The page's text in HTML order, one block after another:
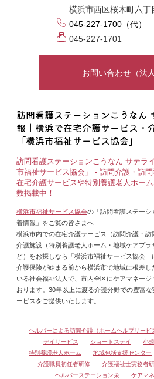
横浜市西区桜木町六
045-227-1700（代）
045-227-1701
お問い合わせ（法
訪問看護ステーションこうなん
報｜横浜で在宅介護サービス・
「横浜市福祉サービス協会」
訪問看護ステーションこうなん サテラ
市福祉サービス協会」 - 訪問介護・訪
在宅介護サービスや特別養護老人ホー
数掲載中！
横浜市福祉サービス協会の「訪問看護ステー
着情報」をご覧の皆さまへ
横浜市内での在宅介護サービス（訪問介護・
介護施設（特別養護老人ホーム・地域ケアプ
ど）をお探しなら「横浜市福祉サービス協会」
介護保険が始まる前から横浜市で地域に根差
いる社会福祉法人で、市内全区にケアマネー
おります。30年以上に渡る介護分野での豊富
ービスをご提供いたします。
ヘルパーによる訪問介護（ホームヘルプサービ
デイサービス
ショートステイ
小
特別養護老人ホーム
地域包括支援センター
介護職員初任者研修
介護福祉士実務者
ヘルパーステーション栄
ケアマ